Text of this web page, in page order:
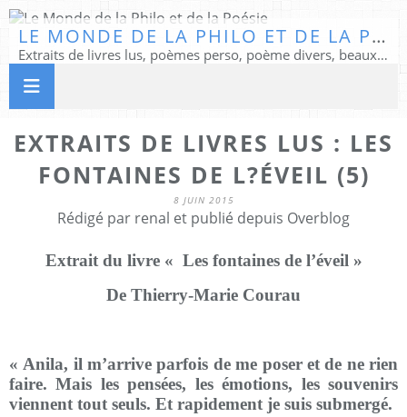
LE MONDE DE LA PHILO ET DE LA POÉSIE
Extraits de livres lus, poèmes perso, poème divers, beaux textes...
EXTRAITS DE LIVRES LUS : LES
FONTAINES DE L?ÉVEIL (5)
8 JUIN 2015
Rédigé par renal et publié depuis Overblog
Extrait du livre « Les fontaines de l’éveil »
De Thierry-Marie Courau
« Anila, il m’arrive parfois de me poser et de ne rien
faire. Mais les pensées, les émotions, les souvenirs
viennent tout seuls. Et rapidement je suis submergé.